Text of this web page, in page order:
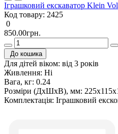
Іграшковий екскаватор Klein
Код товару: 2425
0
850.00грн.
До кошика
Для дітей віком: від 3 років
Живлення: Ні
Вага, кг: 0.24
Розміри (ДxШxВ), мм:
Комплектація: Іграшковий